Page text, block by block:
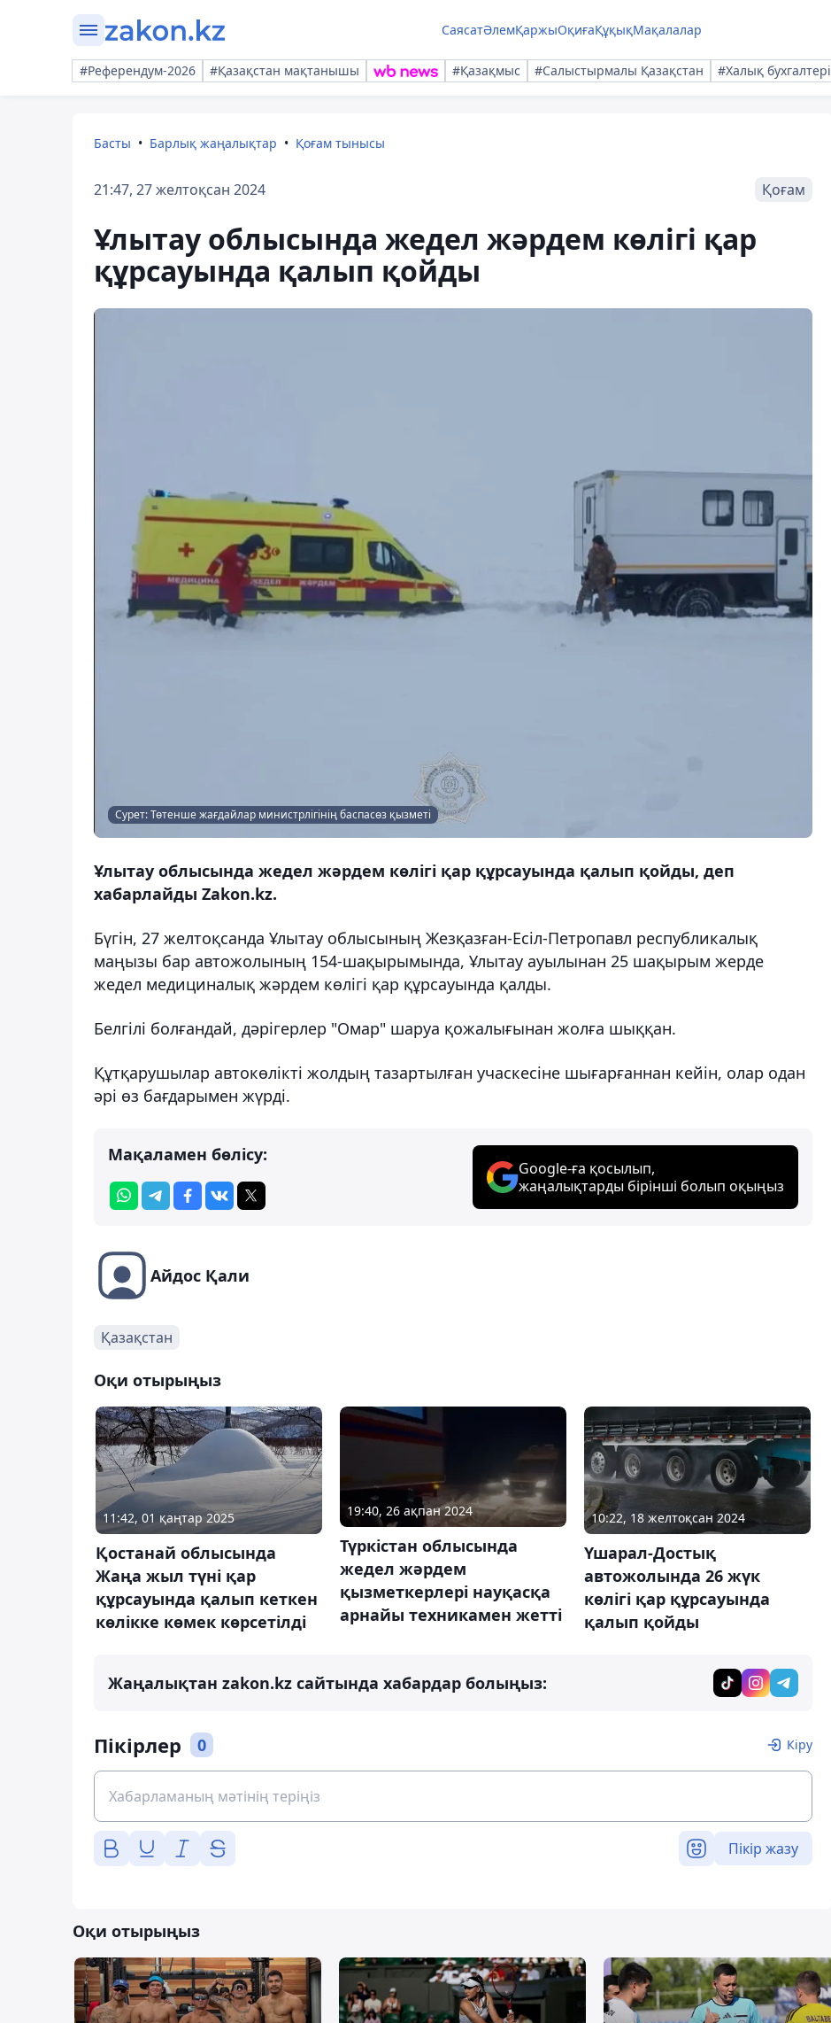
СаясатӘлемҚаржыОқиғаҚұқықМақалалар
#Референдум-2026 #Қазақстан мақтанышы #Қазақмыс #Салыстырмалы Қазақстан #Халық бухгалтері
Басты Барлық жаңалықтар Қоғам тынысы
21:47, 27 желтоқсан 2024 Қоғам
Ұлытау облысында жедел жәрдем көлігі қар
құрсауында қалып қойды
Сурет: Төтенше жағдайлар министрлігінің баспасөз қызметі
Ұлытау облысында жедел жәрдем көлігі қар құрсауында қалып қойды, деп
хабарлайды Zakon.kz.
Бүгін, 27 желтоқсанда Ұлытау облысының Жезқазған-Есіл-Петропавл республикалық
маңызы бар автожолының 154-шақырымында, Ұлытау ауылынан 25 шақырым жерде
жедел медициналық жәрдем көлігі қар құрсауында қалды.
Белгілі болғандай, дәрігерлер "Омар" шаруа қожалығынан жолға шыққан.
Құтқарушылар автокөлікті жолдың тазартылған учаскесіне шығарғаннан кейін, олар одан
әрі өз бағдарымен жүрді.
Мақаламен бөлісу:
Google-ға қосылып,
жаңалықтарды бірінші болып оқыңыз
Айдос Қали
Қазақстан
Оқи отырыңыз
11:42, 01 қаңтар 2025
Қостанай облысында
Жаңа жыл түні қар
құрсауында қалып кеткен
көлікке көмек көрсетілді
19:40, 26 ақпан 2024
Түркістан облысында
жедел жәрдем
қызметкерлері науқасқа
арнайы техникамен жетті
10:22, 18 желтоқсан 2024
Үшарал-Достық
автожолында 26 жүк
көлігі қар құрсауында
қалып қойды
Жаңалықтан zakon.kz сайтында хабардар болыңыз:
Пікірлер 0 Кіру
Пікір жазу
Оқи отырыңыз